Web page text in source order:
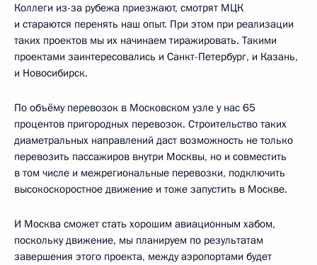
Коллеги из-за рубежа приезжают, смотрят МЦК
и стараются перенять наш опыт. При этом при реализации
таких проектов мы их начинаем тиражировать. Такими
проектами заинтересовались и Санкт-Петербург, и Казань,
и Новосибирск.
По объёму перевозок в Московском узле у нас 65
процентов пригородных перевозок. Строительство таких
диаметральных направлений даст возможность не только
перевозить пассажиров внутри Москвы, но и совместить
в том числе и межрегиональные перевозки, подключить
высокоскоростное движение и тоже запустить в Москве.
И Москва сможет стать хорошим авиационным хабом,
поскольку движение, мы планируем по результатам
завершения этого проекта, между аэропортами будет